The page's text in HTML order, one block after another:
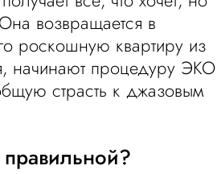
возвращается в
роскошную квартиру из
начинают процедуру ЭКО
страсть к джазовым